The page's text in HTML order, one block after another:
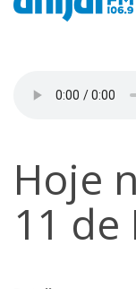
Hoje
11 de